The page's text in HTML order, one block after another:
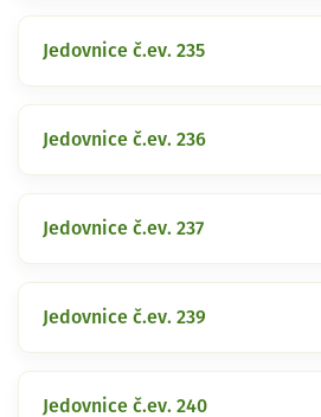
Jedovnice č.ev. 235
Jedovnice č.ev. 236
Jedovnice č.ev. 237
Jedovnice č.ev. 239
Jedovnice č.ev. 240